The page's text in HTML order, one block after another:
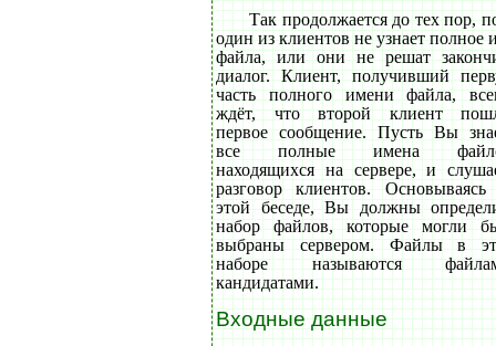
Так продолжается до тех пор,
один из клиентов не узнает полное
файла, или они не решат
диалог. Клиент, получивший
часть полного имени файла,
ждёт, что второй клиент
первое сообщение. Пусть Вы
все полные имена
находящихся на сервере, и
разговор клиентов.
этой беседе, Вы должны
набор файлов, которые могли
выбраны сервером. Файлы в
наборе называются
кандидатами.
Входные данные